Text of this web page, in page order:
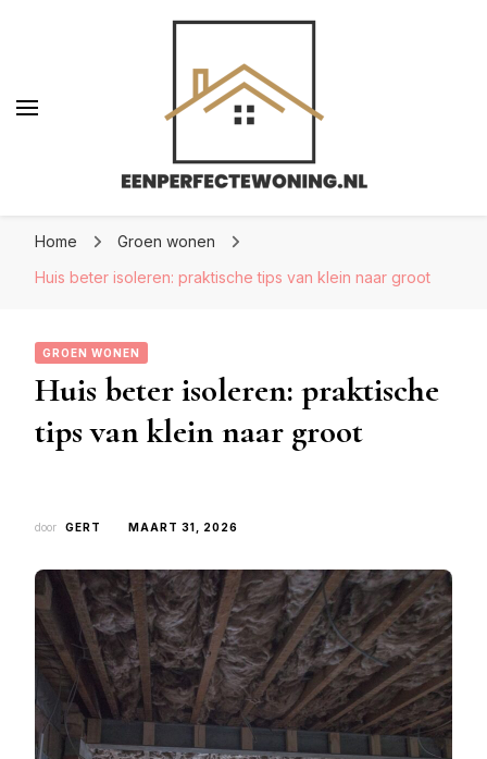
Home
Groen wonen
Huis beter isoleren: praktische tips van klein naar groot
GROEN WONEN
Huis beter isoleren: praktische
tips van klein naar groot
door GERT MAART 31, 2026